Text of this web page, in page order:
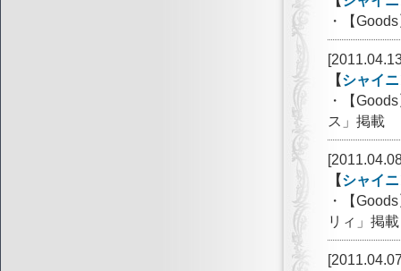
・【
【シャイ
・【
ス」掲載
【シャイ
・【
リィ」掲載